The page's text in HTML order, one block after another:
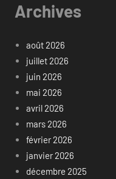
Archives
août 2026
juillet 2026
juin 2026
mai 2026
avril 2026
mars 2026
février 2026
janvier 2026
décembre 2025